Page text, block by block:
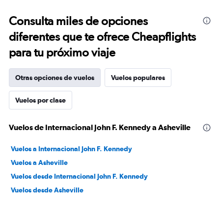
Consulta miles de opciones
diferentes que te ofrece Cheapflights
para tu próximo viaje
Otras opciones de vuelos Vuelos populares
Vuelos por clase
Vuelos de Internacional John F. Kennedy a Asheville
Vuelos a Internacional John F. Kennedy
Vuelos a Asheville
Vuelos desde Internacional John F. Kennedy
Vuelos desde Asheville